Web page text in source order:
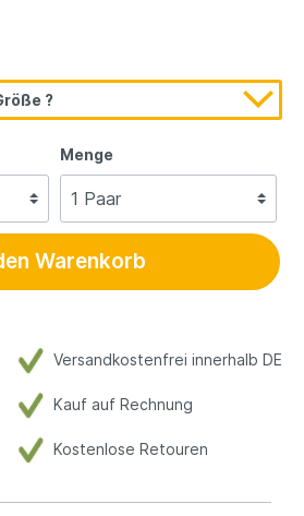
?
Menge
Warenkorb
Versandkostenfrei innerhalb DE
Kauf auf Rechnung
Kostenlose Retouren